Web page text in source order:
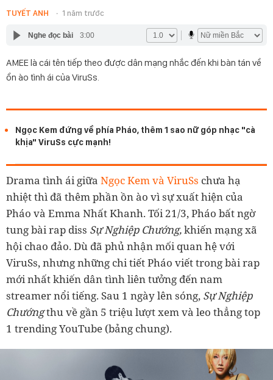
TUYẾT ANH 1 năm trước
Nghe đọc bài 3:00
AMEE là cái tên tiếp theo được dân mạng nhắc đến khi bàn tán về
ồn ào tình ái của ViruSs.
Ngọc Kem đứng về phía Pháo, thêm 1 sao nữ góp nhạc "cà
khịa" ViruSs cực mạnh!
Drama tình ái giữa Ngọc Kem và ViruSs chưa hạ
nhiệt thì đã thêm phần ồn ào vì sự xuất hiện của
Pháo và Emma Nhất Khanh. Tối 21/3, Pháo bất ngờ
tung bài rap diss Sự Nghiệp Chướng,khiến mạng xã
hội chao đảo. Dù đã phủ nhận mối quan hệ với
ViruSs, nhưng những chi tiết Pháo viết trong bài rap
mới nhất khiến dân tình liên tưởng đến nam
streamer nổi tiếng. Sau 1 ngày lên sóng, Sự Nghiệp
Chướngthu về gần 5 triệu lượt xem và leo thẳng top
1 trending YouTube (bảng chung).